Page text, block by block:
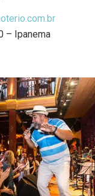
– Ipanema